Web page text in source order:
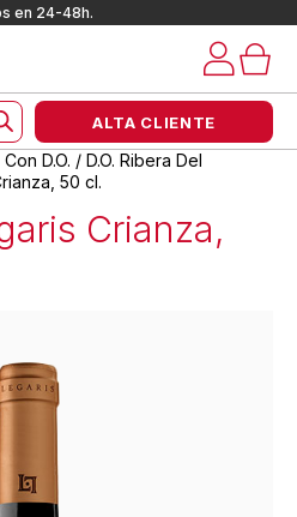
en 24-48h.
ALTA CLIENTE
D.O. / D.O. Ribera Del
50 cl.
Crianza,